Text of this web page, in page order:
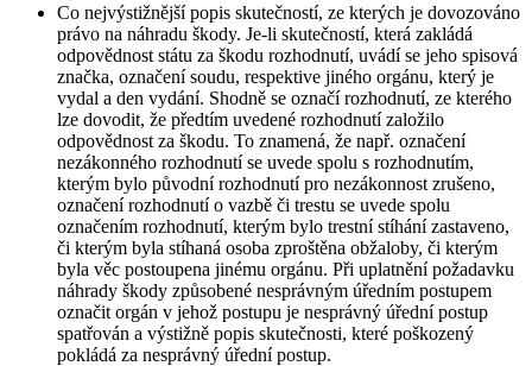
Co nejvýstižnější popis skutečností, ze kterých je dovozováno
právo na náhradu škody. Je-li skutečností, která zakládá
odpovědnost státu za škodu rozhodnutí, uvádí se jeho spisová
značka, označení soudu, respektive jiného orgánu, který je
vydal a den vydání. Shodně se označí rozhodnutí, ze kterého
lze dovodit, že předtím uvedené rozhodnutí založilo
odpovědnost za škodu. To znamená, že např. označení
nezákonného rozhodnutí se uvede spolu s rozhodnutím,
kterým bylo původní rozhodnutí pro nezákonnost zrušeno,
označení rozhodnutí o vazbě či trestu se uvede spolu
označením rozhodnutí, kterým bylo trestní stíhání zastaveno,
či kterým byla stíhaná osoba zproštěna obžaloby, či kterým
byla věc postoupena jinému orgánu. Při uplatnění požadavku
náhrady škody způsobené nesprávným úředním postupem
označit orgán v jehož postupu je nesprávný úřední postup
spatřován a výstižně popis skutečnosti, které poškozený
pokládá za nesprávný úřední postup.